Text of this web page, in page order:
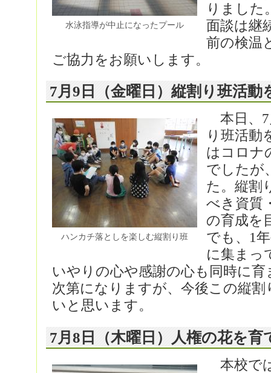
水泳指導が中止になったプール
りました
面談は継
前の検温
ご協力をお願いします。
7月9日（金曜日）縦割り班活動
ハンカチ落としを楽しむ縦割り班
本日、7
り班活動
はコロナ
でしたが
た。縦割
べき資質
の育成を
でも、1
に集まっ
いやりの心や感謝の心も同時に
次第になりますが、今後この縦
いと思います。
7月8日（木曜日）人権の花を育
本校で